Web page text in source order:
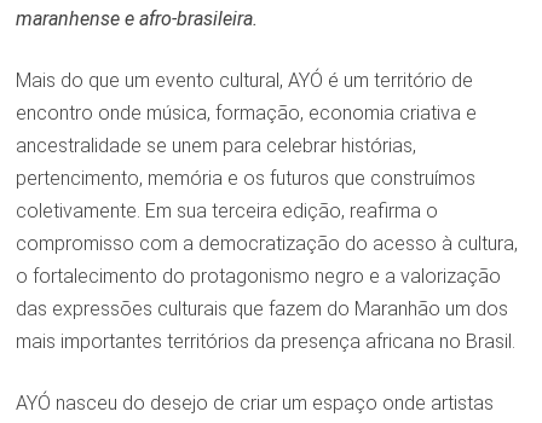
maranhense e afro-brasileira.
Mais do que um evento cultural, AYÓ é um território de
encontro onde música, formação, economia criativa e
ancestralidade se unem para celebrar histórias,
pertencimento, memória e os futuros que construímos
coletivamente. Em sua terceira edição, reafirma o
compromisso com a democratização do acesso à cultura,
o fortalecimento do protagonismo negro e a valorização
das expressões culturais que fazem do Maranhão um dos
mais importantes territórios da presença africana no Brasil.
AYÓ nasceu do desejo de criar um espaço onde artistas